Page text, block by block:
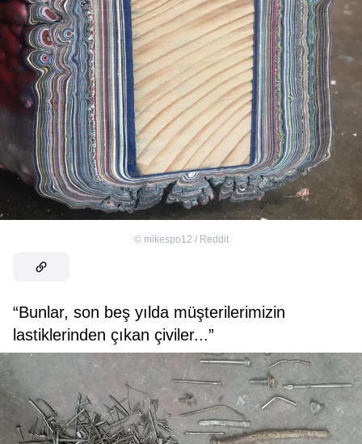
© mikespo12 / Reddit
“Bunlar, son beş yılda müşterilerimizin
lastiklerinden çıkan çiviler...”